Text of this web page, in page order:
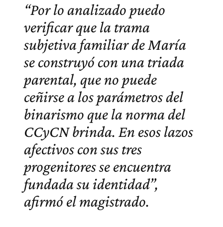
“Por lo analizado puedo
verificar que la trama
subjetiva familiar de María
se construyó con una triada
parental, que no puede
ceñirse a los parámetros del
binarismo que la norma del
CCyCN brinda. En esos lazos
afectivos con sus tres
progenitores se encuentra
fundada su identidad”,
afirmó el magistrado.